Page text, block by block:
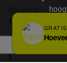
1951
Bouwlagen:
3